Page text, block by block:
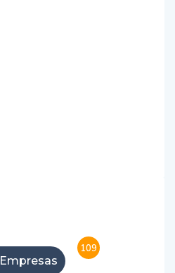
Empresas
109